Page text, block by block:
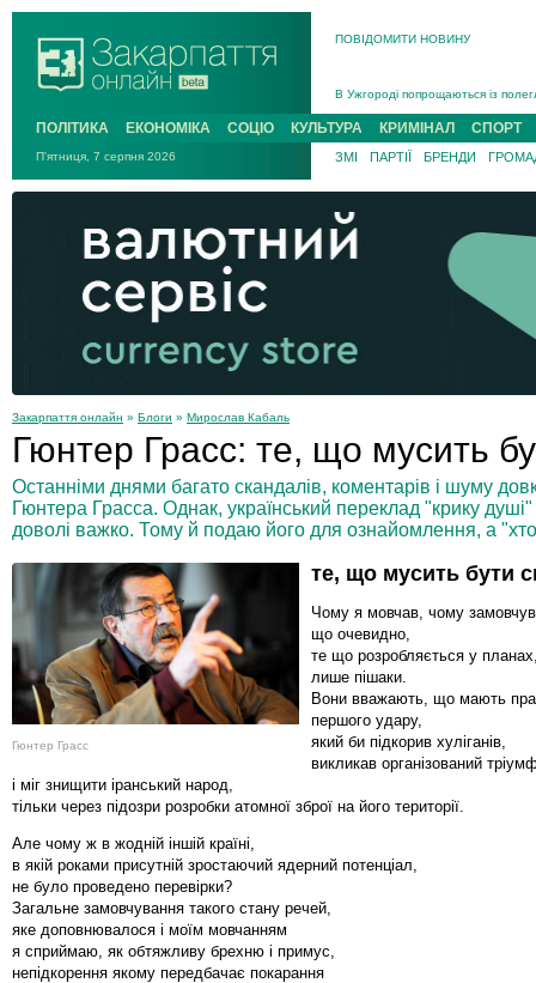
ПОВІДОМИТИ НОВИНУ
Підтвердили загибель
На війні з рф поліг військовий з
ПОЛІТИКА ЕКОНОМІКА СОЦІО КУЛЬТУРА КРИМІНАЛ СПОРТ
П'ятниця, 7 серпня 2026 ЗМІ ПАРТІЇ БРЕНДИ
Закарпаття онлайн » Блоги » Мирослав Кабаль
Гюнтер Грасс: те, що мусить
Останніми днями багато скандалів, коментарів і шуму
Гюнтера Грасса. Однак, український переклад "крику
доволі важко. Тому й подаю його для ознайомлення, а
Гюнтер Грасс
те, що мусить бути
Чому я мовчав, чому
що очевидно,
те що розробляється у
лише пішаки.
Вони вважають, що мають
першого удару,
який би підкорив хуліганів,
викликав організований
і міг знищити іранський народ,
тільки через підозри розробки атомної зброї на його території.
Але чому ж в жодній іншій країні,
в якій роками присутній зростаючий ядерний потенціал,
не було проведено перевірки?
Загальне замовчування такого стану речей,
яке доповнювалося і моїм мовчанням
я сприймаю, як обтяжливу брехню і примус,
непідкорення якому передбачає покарання